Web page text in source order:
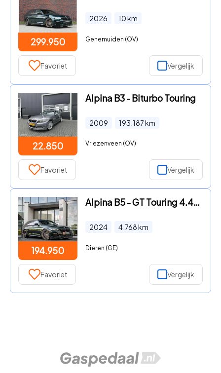
299.950
2026 10km
Genemuiden (OV)
Favoriet Vergelijk
22.850
Alpina B3 - Biturbo Touring
2009 193.187km
Vriezenveen (OV)
Favoriet Vergelijk
194.950
Alpina B5 - GT Touring 4.4 V8 / Nr. 196 of 250 / Limited Edition / Waran
2024 4.768km
Dieren (GE)
Favoriet Vergelijk